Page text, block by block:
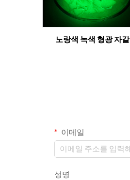
노랑색 녹색 형광 자갈
이메일
성명